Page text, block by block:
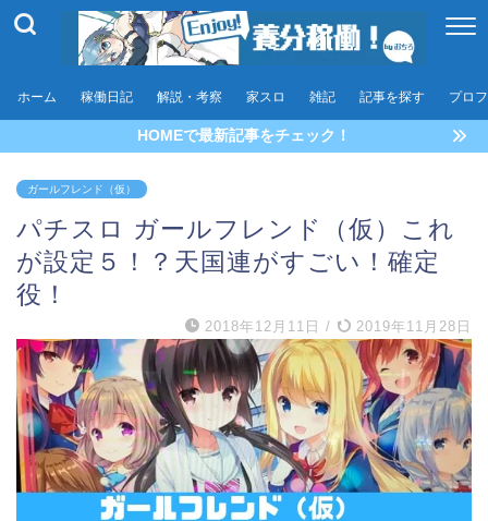
ホーム 稼働日記 解説・考察 家スロ 雑記 記事を探す プロ
HOMEで最新記事をチェック！
ガールフレンド（仮）
パチスロ ガールフレンド（仮）これ
が設定５！？天国連がすごい！確定
役！
2018年12月11日 / 2019年11月28日